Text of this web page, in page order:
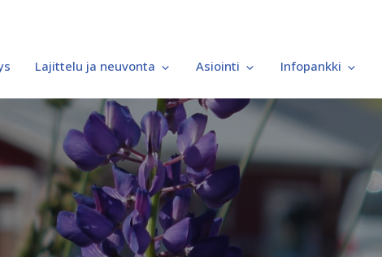
Lajittelu ja neuvonta Asiointi Infopankki